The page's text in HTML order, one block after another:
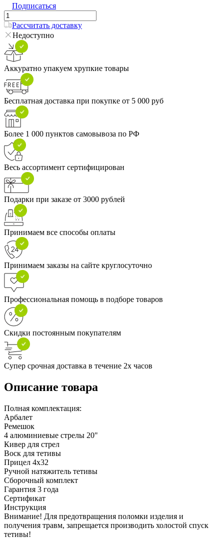
Подписаться
Рассчитать доставку
Недоступно
Аккуратно упакуем хрупкие товары
Бесплатная доставка при покупке от 5 000 руб
Более 1 000 пунктов самовывоза по РФ
Весь ассортимент сертифицирован
Подарки при заказе от 3000 рублей
Принимаем все способы оплаты
Принимаем заказы на сайте круглосуточно
Профессиональная помощь в подборе товаров
Скидки постоянным покупателям
Супер срочная доставка в течение 2х часов
Описание товара
Полная комплектация:
Арбалет
Ремешок
4 алюминиевые стрелы 20"
Кивер для стрел
Воск для тетивы
Прицел 4х32
Ручной натяжитель тетивы
Сборочный комплект
Гарантия 3 года
Сертификат
Инструкция
Внимание! Для предотвращения поломки изделия и
получения травм, запрещается производить холостой спуск
тетивы!